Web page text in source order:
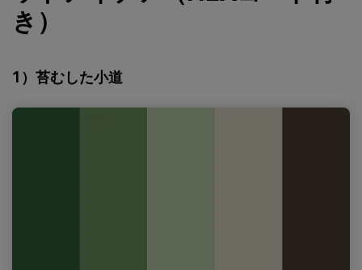
き）
1）苔むした小道